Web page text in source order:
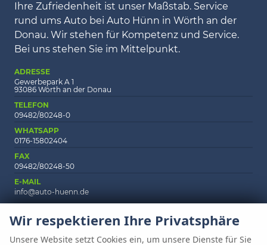
Ihre Zufriedenheit ist unser Maßstab. Service
rund ums Auto bei Auto Hünn in Wörth an der
Donau. Wir stehen für Kompetenz und Service.
Bei uns stehen Sie im Mittelpunkt.
ADRESSE
Gewerbepark A 1
93086 Wörth an der Donau
TELEFON
09482/80248-0
WHATSAPP
0176-15802404
FAX
09482/80248-50
E-MAIL
info@auto-huenn.de
Wir respektieren Ihre Privatsphäre
Unsere Website setzt Cookies ein, um unsere Dienste für Sie